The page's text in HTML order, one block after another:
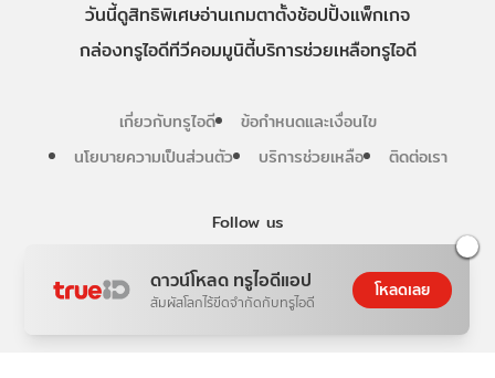
ดาวน์โหลด ทรูไอดีแอป
สัมผัสโลกไร้ขีดจำกัดกับทรูไอดี
โหลดเลย
Follow us
Copyright © True Digital Group Company Limited.
วันนี้ดูสิทธิพิเศษอ่านเกมตาตั้งช้อปปิ้งแพ็กเกจ
กล่องทรูไอดีทีวีคอมมูนิตี้บริการช่วยเหลือทรูไอดี
เกี่ยวกับทรูไอดี
ข้อกำหนดและเงื่อนไข
นโยบายความเป็นส่วนตัว
บริการช่วยเหลือ ติดต่อเรา